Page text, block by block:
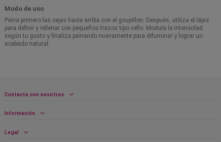
Modo de uso
Peina primero las cejas hacia arriba con el goupillon. Después, utiliza el lápiz
para definir y rellenar con pequeños trazos tipo vello. Modula la intensidad
según tu gusto y finaliza peinando nuevamente para difuminar y lograr un
acabado natural.
Contacta con nosotros
Información
Legal